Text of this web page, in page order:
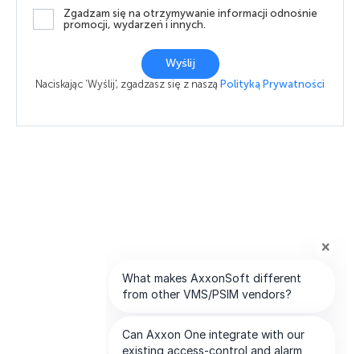
Zgadzam się na otrzymywanie informacji odnośnie
promocji, wydarzeń i innych.
Wyślij
Naciskając 'Wyślij', zgadzasz się z naszą Polityką Prywatności